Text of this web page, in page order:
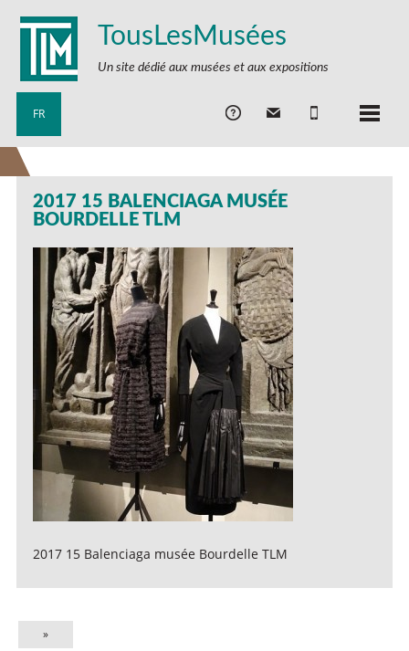
TousLesMusées
Un site dédié aux musées et aux expositions
FR
2017 15 BALENCIAGA MUSÉE
BOURDELLE TLM
2017 15 Balenciaga musée Bourdelle TLM
»